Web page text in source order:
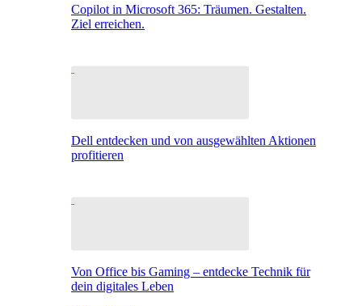
Copilot in Microsoft 365: Träumen. Gestalten.
Ziel erreichen.
Dell entdecken und von ausgewählten Aktionen
profitieren
Von Office bis Gaming – entdecke Technik für
dein digitales Leben